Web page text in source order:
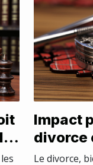
Impact
divorce
avocat
Le divorce,